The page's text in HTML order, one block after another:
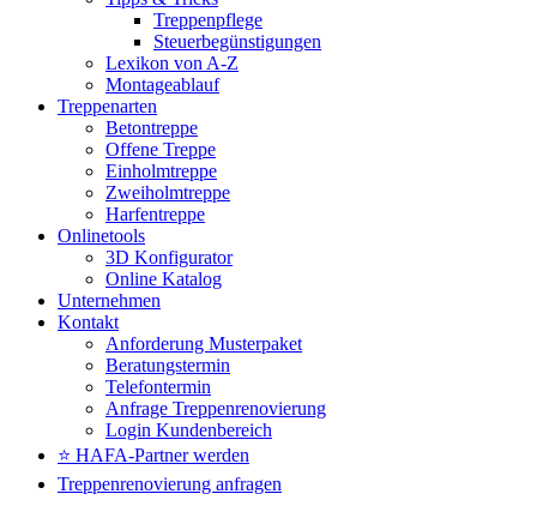
Treppenpflege
Steuerbegünstigungen
Lexikon von A-Z
Montageablauf
Treppenarten
Betontreppe
Offene Treppe
Einholmtreppe
Zweiholmtreppe
Harfentreppe
Onlinetools
3D Konfigurator
Online Katalog
Unternehmen
Kontakt
Anforderung Musterpaket
Beratungstermin
Telefontermin
Anfrage Treppenrenovierung
Login Kundenbereich
⭐ HAFA-Partner werden
Treppenrenovierung anfragen